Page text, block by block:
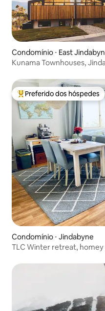
Condomínio ⋅ East
Kunama Townhouses,
Entre os melhores
Preferido dos hóspedes
Condomínio ⋅ Jindabyne
TLC Winter retreat,